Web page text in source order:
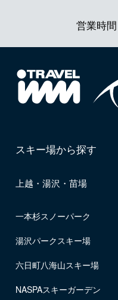
営業時
スキー場から探す
上越・湯沢・苗場
一本杉スノーパーク
湯沢パークスキー場
六日町八海山スキー場
NASPAスキーガーデン